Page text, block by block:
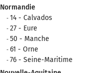
Normandie
14 - Calvados
27 - Eure
50 - Manche
61 - Orne
76 - Seine-Maritime